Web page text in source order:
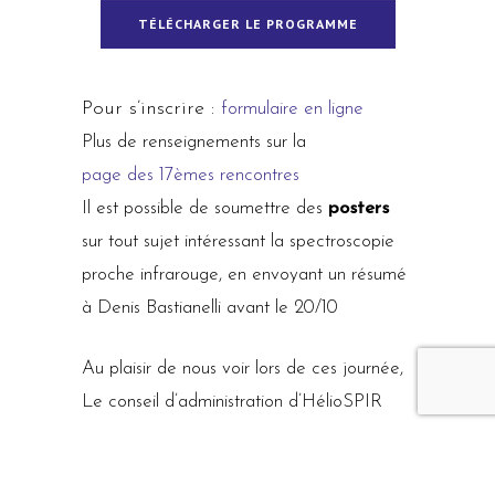
TÉLÉCHARGER LE PROGRAMME
Pour s’inscrire : formulaire en ligne
Plus de renseignements sur la
page des 17èmes rencontres
Il est possible de soumettre des posters
sur tout sujet intéressant la spectroscopie
proche infrarouge, en envoyant un résumé
à Denis Bastianelli avant le 20/10
Au plaisir de nous voir lors de ces journée,
Le conseil d’administration d’HélioSPIR